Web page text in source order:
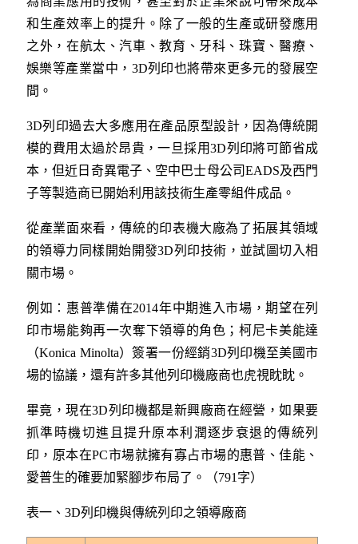
和生產效率上的提升。除了一般的生產或研發應用
之外，在航太、汽車、教育、牙科、珠寶、醫療、
娛樂等產業當中，3D列印也將帶來更多元的發展空
間。
3D列印過去大多應用在產品原型設計，因為傳統開
模的費用太過於昂貴，一旦採用3D列印將可節省成
本，但近日奇異電子、空中巴士母公司EADS及西門
子等製造商已開始利用該技術生產零組件成品。
從產業面來看，傳統的印表機大廠為了拓展其領域
的領導力同樣開始開發3D列印技術，並試圖切入相
關市場。
例如：惠普準備在2014年中期進入市場，期望在列
印市場能夠再一次奪下領導的角色；柯尼卡美能達
（Konica Minolta）簽署一份經銷3D列印機至美國市
場的協議，還有許多其他列印機廠商也虎視眈眈。
畢竟，現在3D列印機都是新興廠商在經營，如果要
抓準時機切進且提升原本利潤逐步衰退的傳統列
印，原本在PC市場就擁有寡占市場的惠普、佳能、
愛普生的確要加緊腳步布局了。（791字）
表一、3D列印機與傳統列印之領導廠商